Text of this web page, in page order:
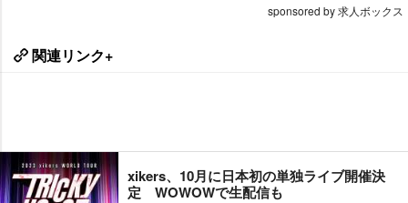
sponsored by 求人ボックス
関連リンク+
xikers、10月に日本初の単独ライブ開催決
定 WOWOWで生配信も